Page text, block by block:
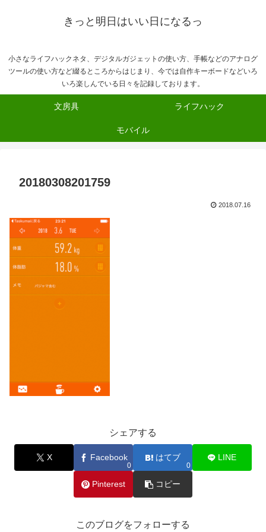
きっと明日はいい日になるっ
小さなライフハックネタ、デジタルガジェットの使い方、手帳などのアナログ
ツールの使い方など綴るところからはじまり、今では自作キーボードなどいろ
いろ楽しんでいる日々を記録しております。
文房具 ライフハック
モバイル
20180308201759
2018.07.16
シェアする
X Facebook
0
はてブ
0
LINE
Pinterest コピー
このブログをフォローする